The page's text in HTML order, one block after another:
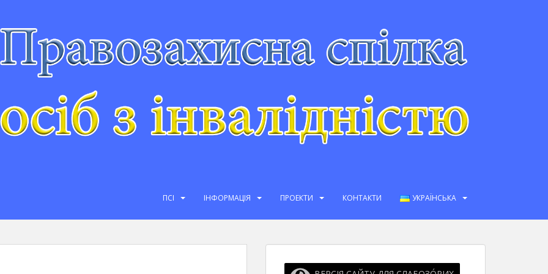
ПСІ ІНФОРМАЦІЯ ПРОЕКТИ КОНТАКТИ УКРАЇНСЬКА